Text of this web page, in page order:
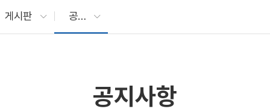
게시판 공지사항
공지사항